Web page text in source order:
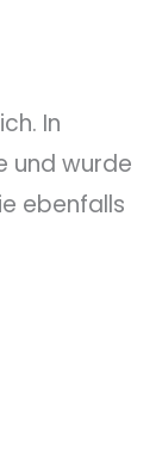
In
und wurde
ebenfalls